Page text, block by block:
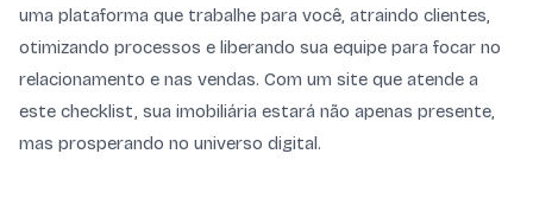
uma plataforma que trabalhe para você, atraindo clientes,
otimizando processos e liberando sua equipe para focar no
relacionamento e nas vendas. Com um site que atende a
este checklist, sua imobiliária estará não apenas presente,
mas prosperando no universo digital.